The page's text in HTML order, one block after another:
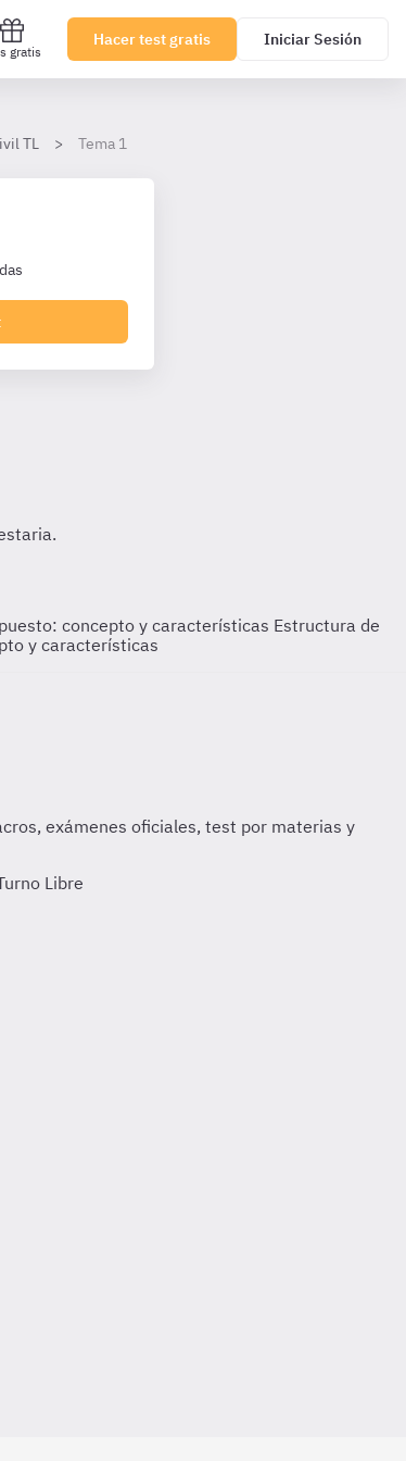
gratis
Hacer test gratis Iniciar Sesión
TL Tema 1
concepto y características Estructura de
y características
Libre